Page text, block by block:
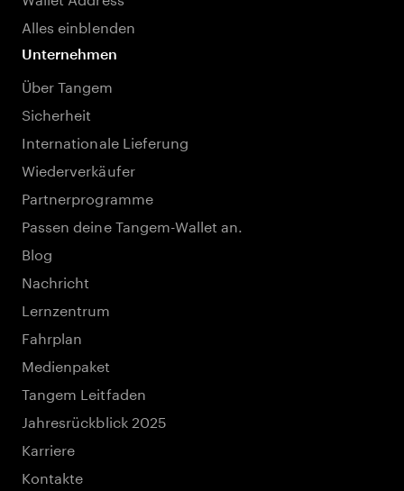
Alles einblenden
Unternehmen
Über Tangem
Sicherheit
Internationale Lieferung
Wiederverkäufer
Partnerprogramme
Passen deine Tangem-Wallet an.
Blog
Nachricht
Lernzentrum
Fahrplan
Medienpaket
Tangem Leitfaden
Jahresrückblick 2025
Karriere
Kontakte